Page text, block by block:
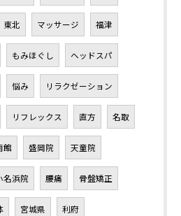
東北 マッサージ 福津
もみほぐし ヘッドスパ
悩み リラクゼーション
リフレックス 直方 名取
館 盛岡院 天童院
名浜院 腰痛 骨盤矯正
宮城県 利府